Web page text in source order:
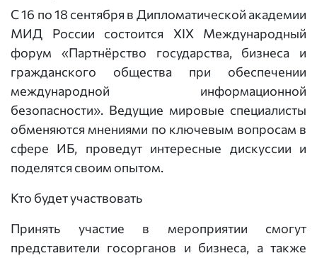
С 16 по 18 сентября в Дипломатической академии
МИД России состоится XIX Международный
форум «Партнёрство государства, бизнеса и
гражданского общества при обеспечении
международной информационной
безопасности». Ведущие мировые специалисты
обменяются мнениями по ключевым вопросам в
сфере ИБ, проведут интересные дискуссии и
поделятся своим опытом.
Кто будет участвовать
Принять участие в мероприятии смогут
представители госорганов и бизнеса, а также